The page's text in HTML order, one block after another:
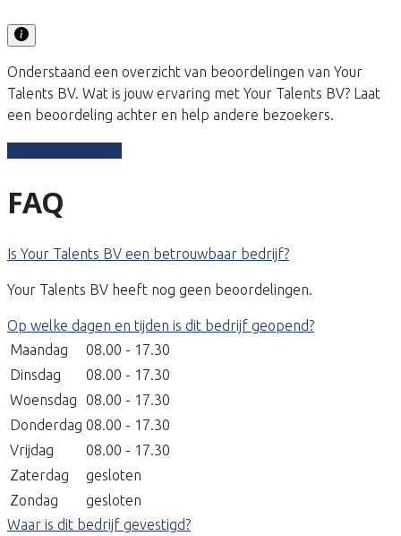
Onderstaand een overzicht van beoordelingen van Your
Talents BV. Wat is jouw ervaring met Your Talents BV? Laat
een beoordeling achter en help andere bezoekers.
FAQ
Is Your Talents BV een betrouwbaar bedrijf?
Your Talents BV heeft nog geen beoordelingen.
Op welke dagen en tijden is dit bedrijf geopend?
Maandag
08.00 - 17.30
Dinsdag
08.00 - 17.30
Woensdag
08.00 - 17.30
Donderdag 08.00 - 17.30
Vrijdag
08.00 - 17.30
Zaterdag
gesloten
Zondag
gesloten
Waar is dit bedrijf gevestigd?